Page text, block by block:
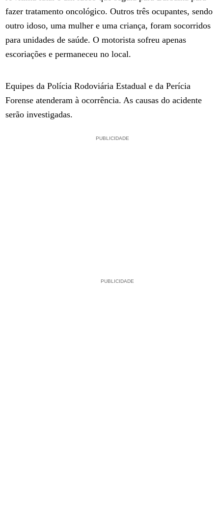
fazer tratamento oncológico. Outros três ocupantes, sendo
outro idoso, uma mulher e uma criança, foram socorridos
para unidades de saúde. O motorista sofreu apenas
escoriações e permaneceu no local.
Equipes da Polícia Rodoviária Estadual e da Perícia
Forense atenderam à ocorrência. As causas do acidente
serão investigadas.
PUBLICIDADE
PUBLICIDADE